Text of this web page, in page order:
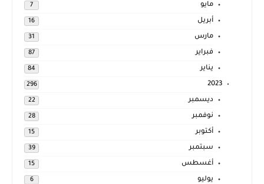
مايو 7
أبريل 16
مارس 31
فبراير 87
يناير 84
2023
296
ديسمبر 22
نوفمبر 28
أكتوبر 15
سبتمبر 39
أغسطس 15
يوليو 6